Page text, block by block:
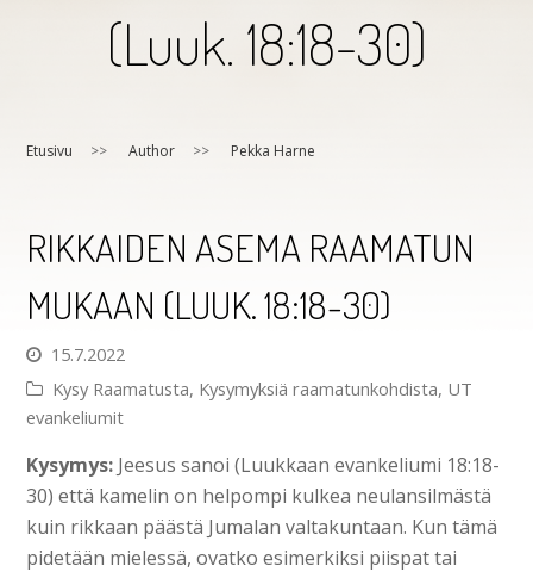
(Luuk. 18:18-30)
Etusivu >> Author >> Pekka Harne
RIKKAIDEN ASEMA RAAMATUN
MUKAAN (LUUK. 18:18-30)
15.7.2022
Kysy Raamatusta, Kysymyksiä raamatunkohdista, UT
evankeliumit
Kysymys: Jeesus sanoi (Luukkaan evankeliumi 18:18-
30) että kamelin on helpompi kulkea neulansilmästä
kuin rikkaan päästä Jumalan valtakuntaan. Kun tämä
pidetään mielessä, ovatko esimerkiksi piispat tai